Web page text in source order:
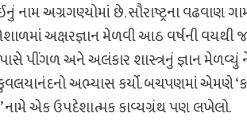
નામ અગ્રગણ્યોમાં છે. સૌરાષ્ટ્રના વઢવાણ
અક્ષરજ્ઞાન મેળવી આઠ વર્ષની
પીંગળ અને અલંકાર શાસ્ત્રનું જ્ઞાન મેળવ્યું
કુવલયાનંદનો અભ્યાસ કર્યો. બચપણમાં એમણે
નામે એક ઉપદેશાત્મક કાવ્યગ્રંથ પણ લખેલો.